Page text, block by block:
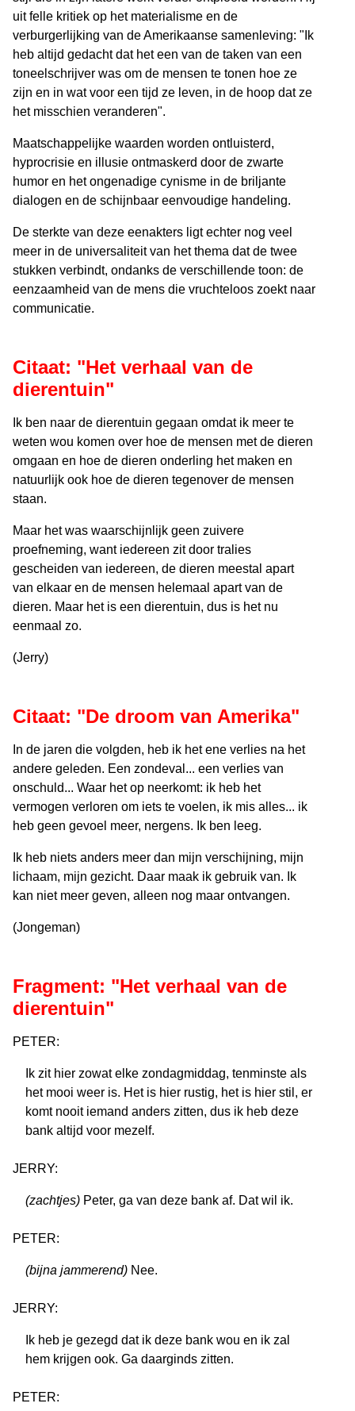
uit felle kritiek op het materialisme en de
verburgerlijking van de Amerikaanse samenleving: "Ik
heb altijd gedacht dat het een van de taken van een
toneelschrijver was om de mensen te tonen hoe ze
zijn en in wat voor een tijd ze leven, in de hoop dat ze
het misschien veranderen".
Maatschappelijke waarden worden ontluisterd,
hyprocrisie en illusie ontmaskerd door de zwarte
humor en het ongenadige cynisme in de briljante
dialogen en de schijnbaar eenvoudige handeling.
De sterkte van deze eenakters ligt echter nog veel
meer in de universaliteit van het thema dat de twee
stukken verbindt, ondanks de verschillende toon: de
eenzaamheid van de mens die vruchteloos zoekt naar
communicatie.
Citaat: "Het verhaal van de
dierentuin"
Ik ben naar de dierentuin gegaan omdat ik meer te
weten wou komen over hoe de mensen met de dieren
omgaan en hoe de dieren onderling het maken en
natuurlijk ook hoe de dieren tegenover de mensen
staan.
Maar het was waarschijnlijk geen zuivere
proefneming, want iedereen zit door tralies
gescheiden van iedereen, de dieren meestal apart
van elkaar en de mensen helemaal apart van de
dieren. Maar het is een dierentuin, dus is het nu
eenmaal zo.
(Jerry)
Citaat: "De droom van Amerika"
In de jaren die volgden, heb ik het ene verlies na het
andere geleden. Een zondeval... een verlies van
onschuld... Waar het op neerkomt: ik heb het
vermogen verloren om iets te voelen, ik mis alles... ik
heb geen gevoel meer, nergens. Ik ben leeg.
Ik heb niets anders meer dan mijn verschijning, mijn
lichaam, mijn gezicht. Daar maak ik gebruik van. Ik
kan niet meer geven, alleen nog maar ontvangen.
(Jongeman)
Fragment: "Het verhaal van de
dierentuin"
PETER:
Ik zit hier zowat elke zondagmiddag, tenminste als
het mooi weer is. Het is hier rustig, het is hier stil, er
komt nooit iemand anders zitten, dus ik heb deze
bank altijd voor mezelf.
JERRY:
(zachtjes) Peter, ga van deze bank af. Dat wil ik.
PETER:
(bijna jammerend) Nee.
JERRY:
Ik heb je gezegd dat ik deze bank wou en ik zal
hem krijgen ook. Ga daarginds zitten.
PETER: